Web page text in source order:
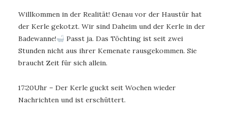
Willkommen in der Realität! Genau vor der Haustür hat
der Kerle gekotzt. Wir sind Daheim und der Kerle in der
Badewanne!
Passt ja. Das Töchting ist seit zwei
Stunden nicht aus ihrer Kemenate rausgekommen. Sie
braucht Zeit für sich allein.
17:20Uhr – Der Kerle guckt seit Wochen wieder
Nachrichten und ist erschüttert.